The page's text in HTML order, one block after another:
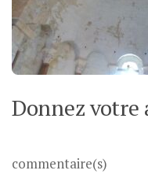
Donnez votre
commentaire(s)